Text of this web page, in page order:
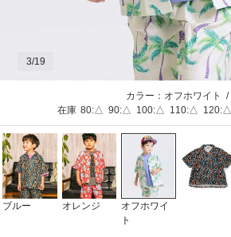
3/19
カラー：オフホワイト
/
在庫 80:△ 90:△ 100:△ 110:△ 120:△
ブルー オレンジ
オフホワイ
ト